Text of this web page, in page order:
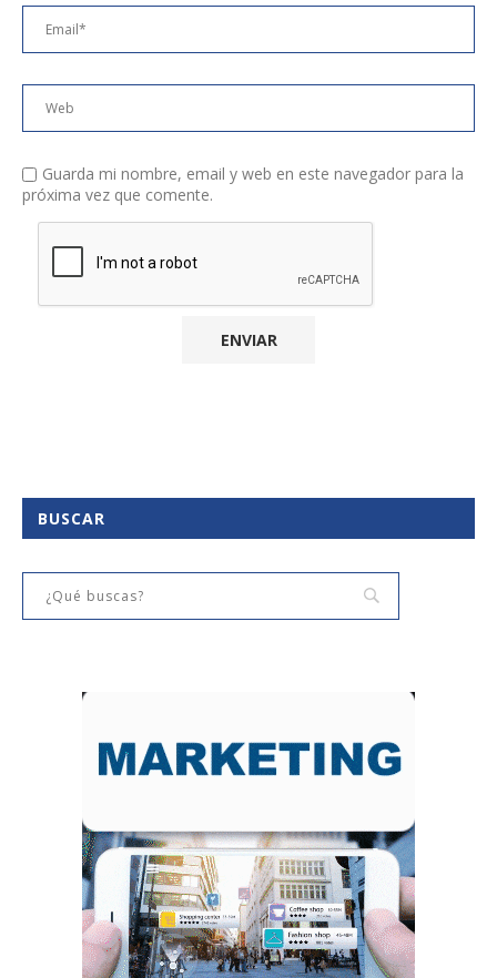
Guarda mi nombre, email y web en este navegador para la
próxima vez que comente.
BUSCAR